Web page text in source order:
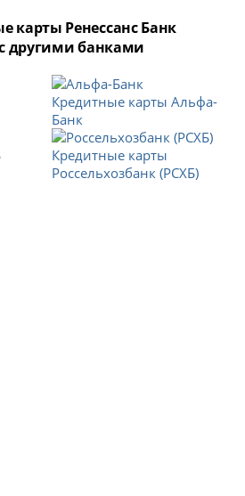
карты Ренессанс Банк
другими банками
Кредитные карты Альфа-
Банк
Кредитные карты
Россельхозбанк (РСХБ)